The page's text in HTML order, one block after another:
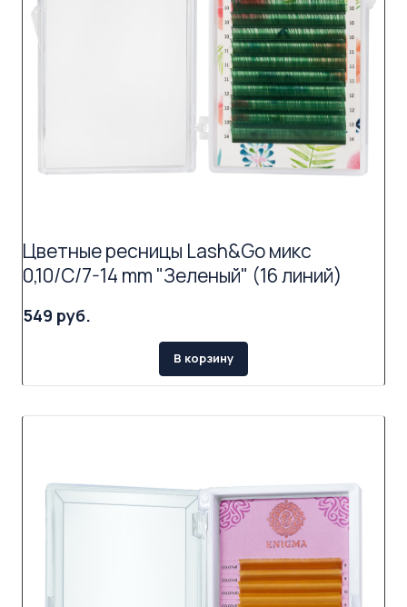
Цветные ресницы Lash&Go микс
0,10/C/7-14 mm "Зеленый" (16 линий)
549 руб.
В корзину